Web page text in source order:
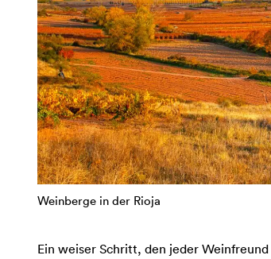
Weinberge in der Rioja
Ein weiser Schritt, den jeder